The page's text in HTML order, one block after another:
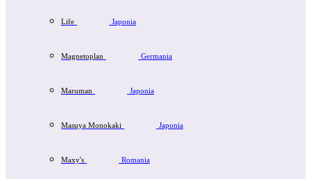
Life Japonia
Magnetoplan Germania
Maruman Japonia
Masuya Monokaki Japonia
Maxy's Romania